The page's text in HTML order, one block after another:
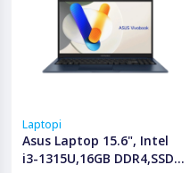
Laptopi
Asus Laptop 15.6", Intel
i3-1315U,16GB DDR4,SSD